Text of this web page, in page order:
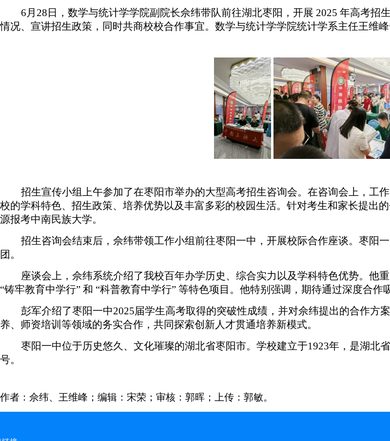
6月28日，数学与统计学学院副院长佘纬带队前往湖北枣阳，开展 2025 年高考
情况、宣讲招生政策，同时共商校校合作事宜。数学与统计学学院统计学系主任王维峰
招生宣传小组上午参加了在枣阳市举办的大型高考招生咨询会。在咨询会上，工
校的学科特色、招生政策、培养优势以及丰富多彩的校园生活。针对考生和家长提出
源报考中南民族大学。
招生咨询会结束后，佘纬带领工作小组前往枣阳一中，开展校际合作座谈。枣阳
团。
座谈会上，佘纬系统介绍了我校百年办学历史、综合实力以及学科特色优势。他
“铸牢教育中学行” 和 “科普教育中学行” 等特色项目。他特别强调，期待通过深度合
彭军介绍了枣阳一中2025届学生高考取得的突破性成绩，并对佘纬提出的合作方
养、师资培训等领域的务实合作，共同探索创新人才贯通培养新模式。
枣阳一中位于历史悠久、文化璀璨的湖北省枣阳市。学校建立于1923年，是湖北
号。
作者：佘纬、王维峰；编辑：宋荣；审核：郭晖；上传：郭敏。